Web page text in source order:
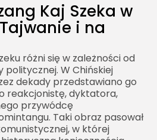
Kaj Szeka w
i na
różni się w zależności od
W Chińskiej
dekady przedstawiano go
reakcjonistę, dyktatora,
przywódcę
Taki obraz pasował
w której